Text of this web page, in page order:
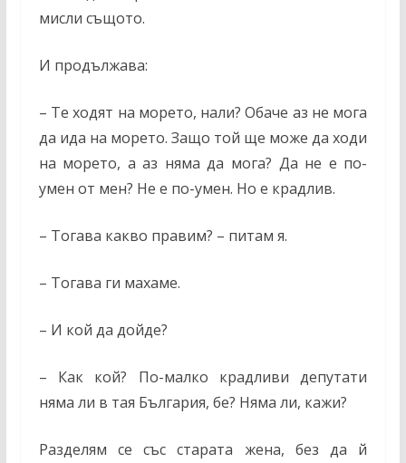
мисли същото.
И продължава:
– Те ходят на морето, нали? Обаче аз не мога
да ида на морето. Защо той ще може да ходи
на морето, а аз няма да мога? Да не е по-
умен от мен? Не е по-умен. Но е крадлив.
– Тогава какво правим? – питам я.
– Тогава ги махаме.
– И кой да дойде?
– Как кой? По-малко крадливи депутати
няма ли в тая България, бе? Няма ли, кажи?
Разделям се със старата жена, без да й